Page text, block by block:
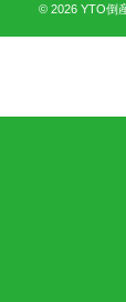
© 2026 YTO倒